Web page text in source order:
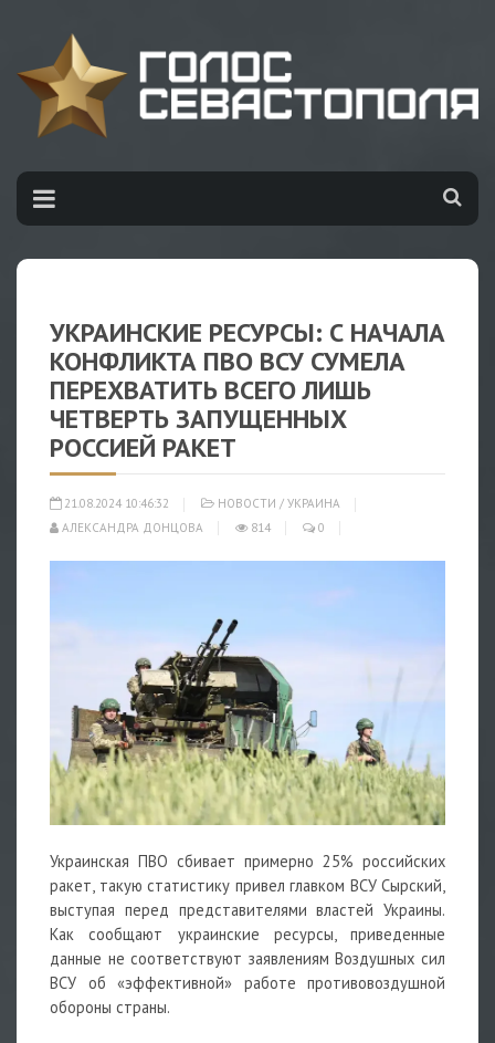
УКРАИНСКИЕ РЕСУРСЫ: С НАЧАЛА
КОНФЛИКТА ПВО ВСУ СУМЕЛА
ПЕРЕХВАТИТЬ ВСЕГО ЛИШЬ
ЧЕТВЕРТЬ ЗАПУЩЕННЫХ
РОССИЕЙ РАКЕТ
21.08.2024 10:46:32 НОВОСТИ / УКРАИНА
АЛЕКСАНДРА ДОНЦОВА
814 0
Украинская ПВО сбивает примерно 25% российских
ракет, такую статистику привел главком ВСУ Сырский,
выступая перед представителями властей Украины.
Как сообщают украинские ресурсы, приведенные
данные не соответствуют заявлениям Воздушных сил
ВСУ об «эффективной» работе противовоздушной
обороны страны.